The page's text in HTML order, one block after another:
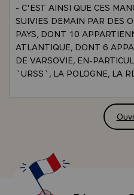
- C'EST AINSI QUE CES
SUIVIES DEMAIN PAR DES
PAYS, DONT 10
ATLANTIQUE, DONT 6
DE VARSOVIE, EN-
`URSS`, LA POLOGNE, LA
- C'EST LA PREMIERE FOIS
DE NOS FORCES SERONT
- JE VOUDRAIS ENFIN
DE NOS FORCES DE
REORGANISATION DE
DECIDEE AU DEBUT DE